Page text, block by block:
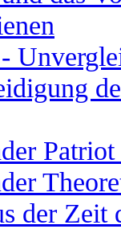
der Zeit